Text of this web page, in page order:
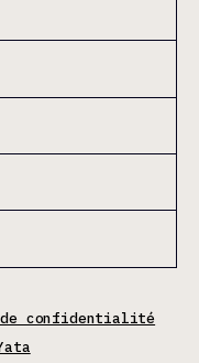
confidentialité